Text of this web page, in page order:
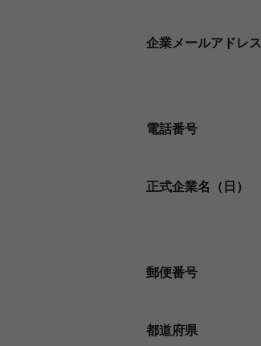
企業メールアドレス
電話番号
正式企業名（日）
郵便番号
都道府県